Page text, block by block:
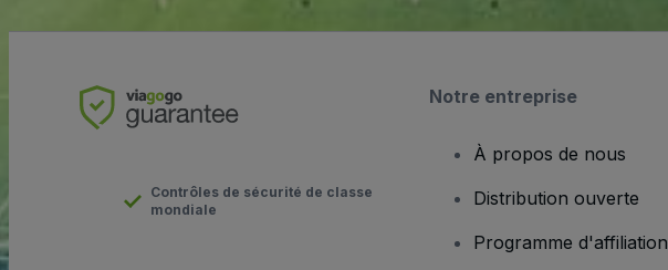
Contrôles de sécurité de classe
mondiale
Notre entreprise
À propos de nous
Distribution ouverte
Programme d'affiliation